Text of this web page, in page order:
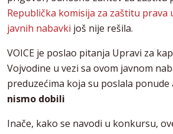
Republička komisija za zaštitu prava
javnih nabavki još nije rešila.
VOICE je poslao pitanja Upravi za
Vojvodine u vezi sa ovom javnom
preduzećima koja su poslala ponude
nismo dobili
Inače, kako se navodi u konkursu,